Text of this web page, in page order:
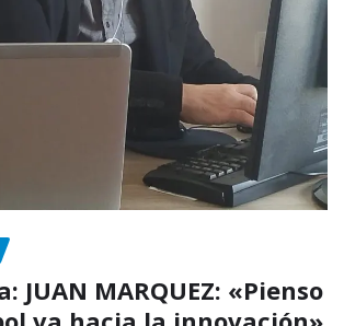
JUAN MARQUEZ: «Pienso